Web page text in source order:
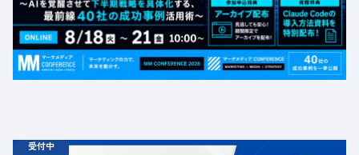
定員数：1000名
金額：無料
場所：オンライン
BtoB
受付中
診断